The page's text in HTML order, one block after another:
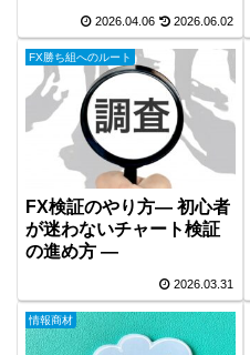
2026.04.06 2026.06.02
FX勝ち組へのルート
FX検証のやり方― 初心者
が迷わないチャート検証
の進め方 ―
2026.03.31
情報商材